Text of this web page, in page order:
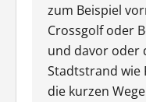
zum Beispiel
Crossgolf oder
und davor oder
Stadtstrand wie
die kurzen